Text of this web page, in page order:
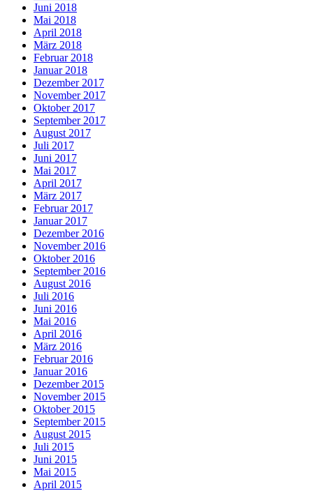
Juni 2018
Mai 2018
April 2018
März 2018
Februar 2018
Januar 2018
Dezember 2017
November 2017
Oktober 2017
September 2017
August 2017
Juli 2017
Juni 2017
Mai 2017
April 2017
März 2017
Februar 2017
Januar 2017
Dezember 2016
November 2016
Oktober 2016
September 2016
August 2016
Juli 2016
Juni 2016
Mai 2016
April 2016
März 2016
Februar 2016
Januar 2016
Dezember 2015
November 2015
Oktober 2015
September 2015
August 2015
Juli 2015
Juni 2015
Mai 2015
April 2015